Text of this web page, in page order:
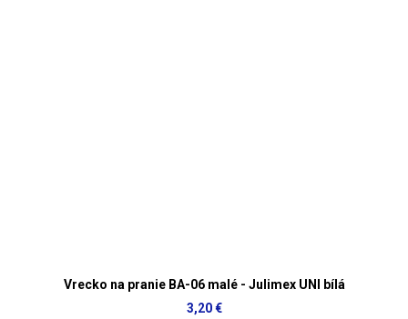
Vrecko na pranie BA-06 malé - Julimex UNI bílá
3,20 €